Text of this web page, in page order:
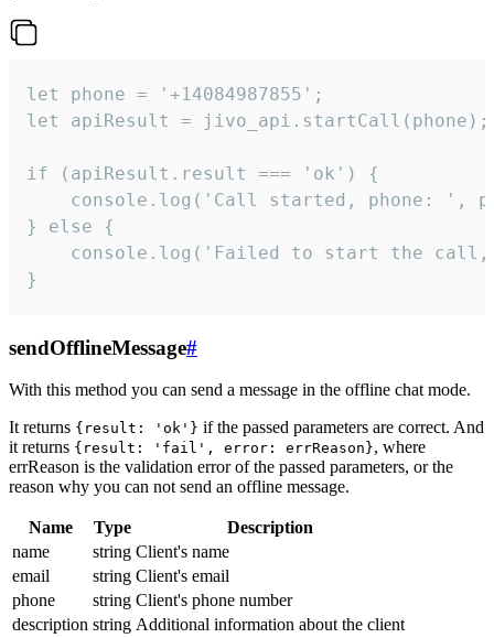
let phone = '+14084987855';
let apiResult = jivo_api.startCall(phone);
if (apiResult.result === 'ok') {
console.log('Call started, phone: ',
} else {
console.log('Failed to start the
}
sendOfflineMessage#
With this method you can send a message in the offline chat mode.
It returns {result: 'ok'} if the passed parameters are correct. And
it returns {result: 'fail', error: errReason}, where
errReason is the validation error of the passed parameters, or the
reason why you can not send an offline message.
Name Type
Description
name
string Client's name
email
string Client's email
phone
string Client's phone number
description string Additional information about the client